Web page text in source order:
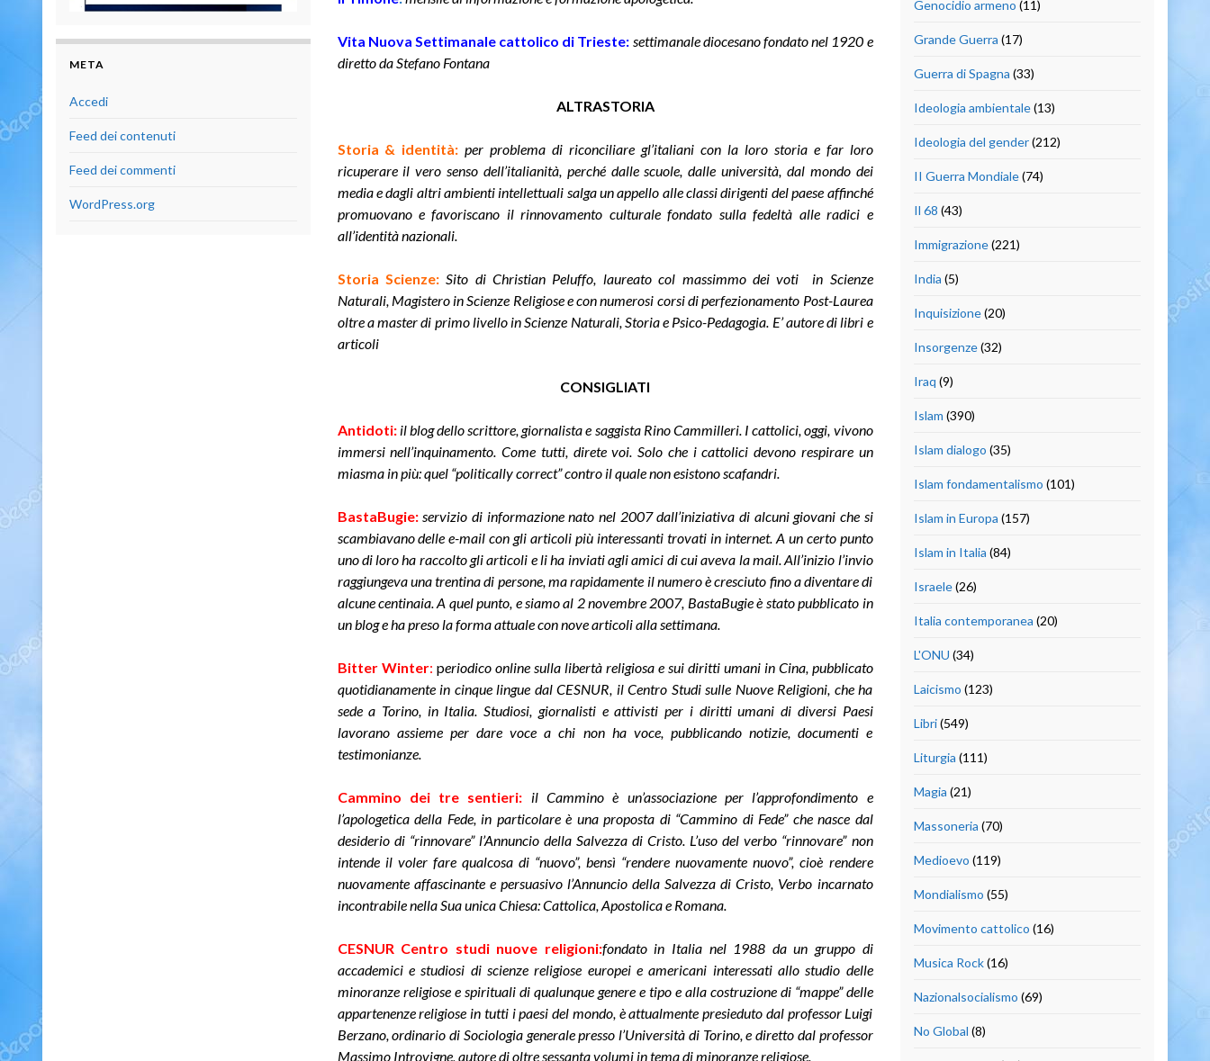
Vita Nuova Settimanale cattolico di Trieste: settimanale diocesano fondato nel 1920 e
diretto da Stefano Fontana
ALTRASTORIA
Storia & identità: per problema di riconciliare gl’italiani con la loro storia e far loro
ricuperare il vero senso dell’italianità, perché dalle scuole, dalle università, dal mondo dei
media e dagli altri ambienti intellettuali salga un appello alle classi dirigenti del paese affinché
promuovano e favoriscano il rinnovamento culturale fondato sulla fedeltà alle radici e
all’identità nazionali.
Storia Scienze: Sito di Christian Peluffo, laureato col massimmo dei voti in Scienze
Naturali, Magistero in Scienze Religiose e con numerosi corsi di perfezionamento Post-Laurea
oltre a master di primo livello in Scienze Naturali, Storia e Psico-Pedagogia. E’ autore di libri e
articoli
CONSIGLIATI
Antidoti: il blog dello scrittore, giornalista e saggista Rino Cammilleri. I cattolici, oggi, vivono
immersi nell’inquinamento. Come tutti, direte voi. Solo che i cattolici devono respirare un
miasma in più: quel “politically correct” contro il quale non esistono scafandri.
BastaBugie: servizio di informazione nato nel 2007 dall’iniziativa di alcuni giovani che si
scambiavano delle e-mail con gli articoli più interessanti trovati in internet. A un certo punto
uno di loro ha raccolto gli articoli e li ha inviati agli amici di cui aveva la mail. All’inizio l’invio
raggiungeva una trentina di persone, ma rapidamente il numero è cresciuto fino a diventare di
alcune centinaia. A quel punto, e siamo al 2 novembre 2007, BastaBugie è stato pubblicato in
un blog e ha preso la forma attuale con nove articoli alla settimana.
Bitter Winter: periodico online sulla libertà religiosa e sui diritti umani in Cina, pubblicato
quotidianamente in cinque lingue dal CESNUR, il Centro Studi sulle Nuove Religioni, che ha
sede a Torino, in Italia. Studiosi, giornalisti e attivisti per i diritti umani di diversi Paesi
lavorano assieme per dare voce a chi non ha voce, pubblicando notizie, documenti e
testimonianze.
Cammino dei tre sentieri: il Cammino è un’associazione per l’approfondimento e
l’apologetica della Fede, in particolare è una proposta di “Cammino di Fede” che nasce dal
desiderio di “rinnovare” l’Annuncio della Salvezza di Cristo. L’uso del verbo “rinnovare” non
intende il voler fare qualcosa di “nuovo”, bensì “rendere nuovamente nuovo”, cioè rendere
nuovamente affascinante e persuasivo l’Annuncio della Salvezza di Cristo, Verbo incarnato
incontrabile nella Sua unica Chiesa: Cattolica, Apostolica e Romana.
CESNUR Centro studi nuove religioni:fondato in Italia nel 1988 da un gruppo di
accademici e studiosi di scienze religiose europei e americani interessati allo studio delle
minoranze religiose e spirituali di qualunque genere e tipo e alla costruzione di “mappe” delle
appartenenze religiose in tutti i paesi del mondo, è attualmente presieduto dal professor Luigi
Berzano, ordinario di Sociologia generale presso l’Università di Torino, e diretto dal professor
Massimo Introvigne, autore di oltre sessanta volumi in tema di minoranze religiose.
META
Accedi
Feed dei contenuti
Feed dei commenti
WordPress.org
Genocidio armeno (11)
Grande Guerra (17)
Guerra di Spagna (33)
Ideologia ambientale(13)
Ideologia del gender(212)
II Guerra Mondiale(74)
Il 68 (43)
Immigrazione(221)
India (5)
Inquisizione(20)
Insorgenze(32)
Iraq (9)
Islam (390)
Islam dialogo (35)
Islam fondamentalismo (101)
Islam in Europa (157)
Islam in Italia (84)
Israele(26)
Italia contemporanea (20)
L'ONU (34)
Laicismo (123)
Libri(549)
Liturgia (111)
Magia (21)
Massoneria (70)
Medioevo (119)
Mondialismo (55)
Movimento cattolico (16)
Musica Rock(16)
Nazionalsocialismo (69)
No Global (8)